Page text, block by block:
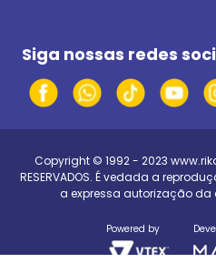
Siga nossas redes
Copyright © 1992 - 2023
RESERVADOS. É vedada a
a expressa autorização
Powered by